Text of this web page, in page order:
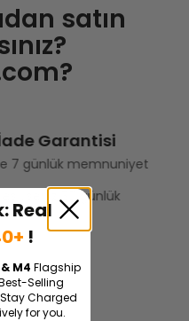
satın
Garantisi
7 günlük memnuniyet
30 günlük
Real
!
M4 Flagship
Selling
Charged
for you.